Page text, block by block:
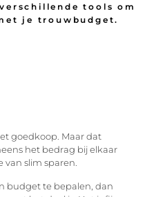
tools om
je trouwbudget.
goedkoop. Maar dat
het bedrag bij elkaar
slim sparen.
budget te bepalen, dan